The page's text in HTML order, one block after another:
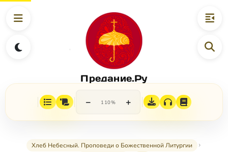
Предание.Ру
− 110% +
Хлеб Небесный. Проповеди о Божественной Литургии